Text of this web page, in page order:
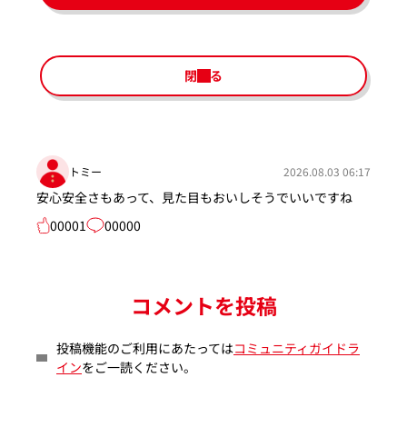
閉じる
トミー 2026.08.03 06:17
安心安全さもあって、見た目もおいしそうでいいですね
00001
00000
コメントを投稿
投稿機能のご利用にあたってはコミュニティガイドラ
インをご一読ください。